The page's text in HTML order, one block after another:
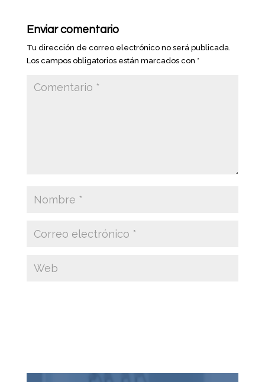
Enviar comentario
Tu dirección de correo electrónico no será publicada.
Los campos obligatorios están marcados con *